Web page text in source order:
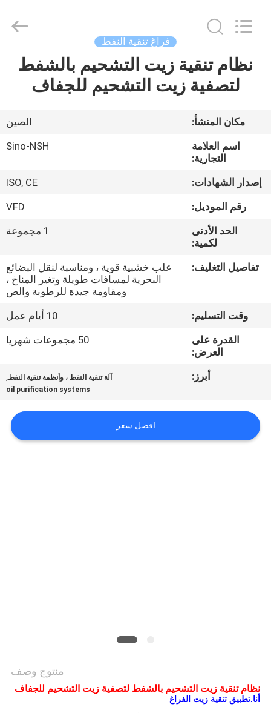
الصفحة
الرئيسية
منتجات
معلومات
عنا
جولة
المعمل
الجودة
أخبار
Manufacture
Reserved.
فراغ تنقية النفط
نظام تنقية زيت التشحيم بالشفط
لتصفية زيت التشحيم للجفاف
مكان المنشأ:
الصين
اسم العلامة
التجارية:
Sino-NSH
إصدار الشهادات:
ISO, CE
رقم الموديل:
VFD
الحد الأدنى
لكمية:
1 مجموعة
تفاصيل التغليف:
علب خشبية قوية ، ومناسبة لنقل البضائع
البحرية لمسافات طويلة وتغير المناخ ،
ومقاومة جيدة للرطوبة والص
وقت التسليم:
10 أيام عمل
القدرة على
العرض:
50 مجموعات شهريا
أبرز: آلة تنقية النفط ، وأنظمة تنقية النفط,
oil purification systems
افضل سعر
منتوج وصف
نظام تنقية زيت التشحيم بالشفط لتصفية زيت التشحيم للجفاف
أنا.تطبيق تنقية زيت الفراغ